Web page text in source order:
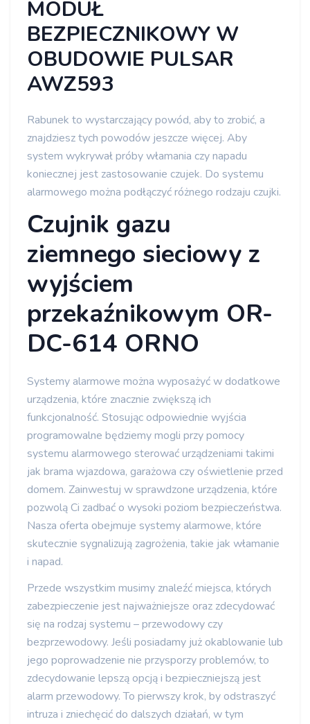
MODUŁ
BEZPIECZNIKOWY W
OBUDOWIE PULSAR
AWZ593
Rabunek to wystarczający powód, aby to zrobić, a
znajdziesz tych powodów jeszcze więcej. Aby
system wykrywał próby włamania czy napadu
koniecznej jest zastosowanie czujek. Do systemu
alarmowego można podłączyć różnego rodzaju czujki.
Czujnik gazu
ziemnego sieciowy z
wyjściem
przekaźnikowym OR-
DC-614 ORNO
Systemy alarmowe można wyposażyć w dodatkowe
urządzenia, które znacznie zwiększą ich
funkcjonalność. Stosując odpowiednie wyjścia
programowalne będziemy mogli przy pomocy
systemu alarmowego sterować urządzeniami takimi
jak brama wjazdowa, garażowa czy oświetlenie przed
domem. Zainwestuj w sprawdzone urządzenia, które
pozwolą Ci zadbać o wysoki poziom bezpieczeństwa.
Nasza oferta obejmuje systemy alarmowe, które
skutecznie sygnalizują zagrożenia, takie jak włamanie
i napad.
Przede wszystkim musimy znaleźć miejsca, których
zabezpieczenie jest najważniejsze oraz zdecydować
się na rodzaj systemu – przewodowy czy
bezprzewodowy. Jeśli posiadamy już okablowanie lub
jego poprowadzenie nie przysporzy problemów, to
zdecydowanie lepszą opcją i bezpieczniejszą jest
alarm przewodowy. To pierwszy krok, by odstraszyć
intruza i zniechęcić do dalszych działań, w tym